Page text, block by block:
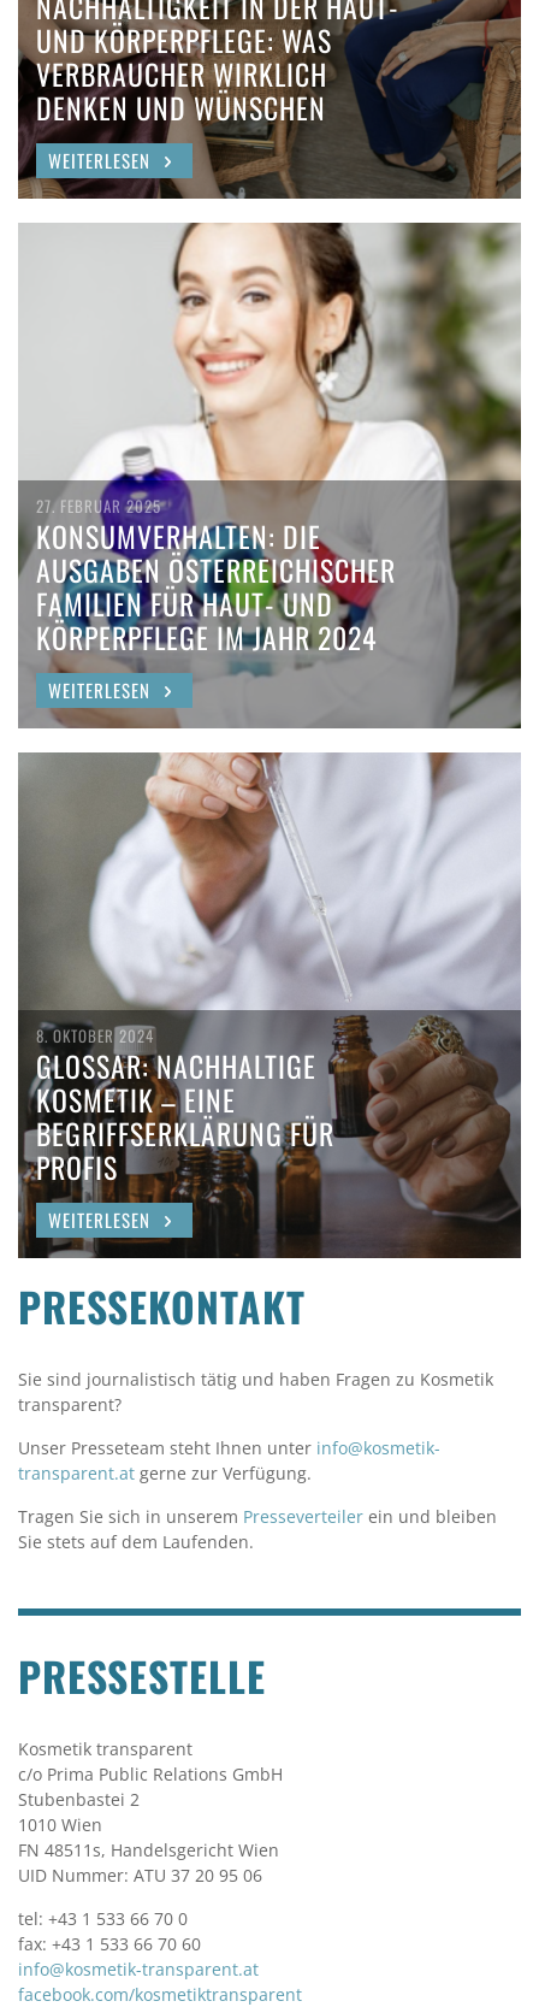
UND KÖRPERPFLEGE: WAS
VERBRAUCHER WIRKLICH
DENKEN UND WÜNSCHEN
WEITERLESEN
27. FEBRUAR 2025
KONSUMVERHALTEN: DIE
AUSGABEN ÖSTERREICHISCHER
FAMILIEN FÜR HAUT- UND
KÖRPERPFLEGE IM JAHR 2024
WEITERLESEN
8. OKTOBER 2024
GLOSSAR: NACHHALTIGE
KOSMETIK – EINE
BEGRIFFSERKLÄRUNG FÜR
PROFIS
WEITERLESEN
PRESSEKONTAKT
Sie sind journalistisch tätig und haben Fragen zu Kosmetik
transparent?
Unser Presseteam steht Ihnen unter info@kosmetik-
transparent.at gerne zur Verfügung.
Tragen Sie sich in unserem Presseverteiler ein und bleiben
Sie stets auf dem Laufenden.
PRESSESTELLE
Kosmetik transparent
c/o Prima Public Relations GmbH
Stubenbastei 2
1010 Wien
FN 48511s, Handelsgericht Wien
UID Nummer: ATU 37 20 95 06
tel: +43 1 533 66 70 0
fax: +43 1 533 66 70 60
info@kosmetik-transparent.at
facebook.com/kosmetiktransparent